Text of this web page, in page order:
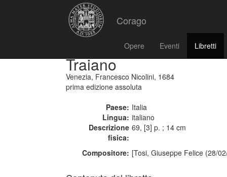
Corago
Opere Eventi Libretti
Traiano
Venezia, Francesco Nicolini, 1684
prima edizione assoluta
Paese: Italia
Lingua: italiano
Descrizione
fisica:
69, [3] p. ; 14 cm
Compositore: [Tosi, Giuseppe Felice (28/